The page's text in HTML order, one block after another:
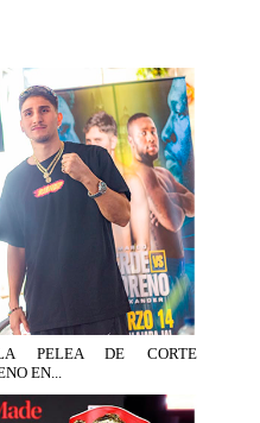
PELEA DE CORTE
EN...